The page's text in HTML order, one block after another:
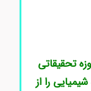
تحقیقاتی
را از